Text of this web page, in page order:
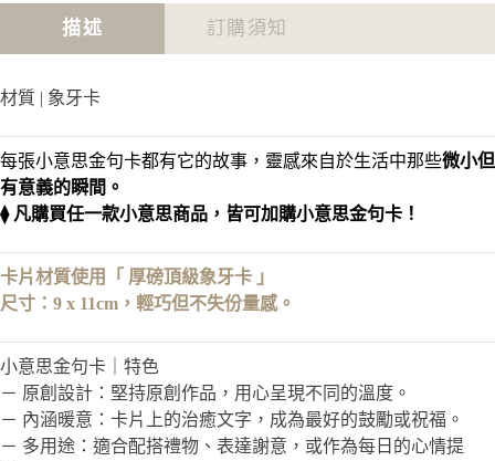
小
意
金
句
卡
金
句
描述 訂購須知
材質 | 象牙卡
每張小意思金句卡都有它的故事，靈感來自於生活中那些微小但
有意義的瞬間。
⧫ 凡購買任一款小意思商品，皆可加購小意思金句卡！
卡片材質使用「 厚磅頂級象牙卡 」
尺寸：9 x 11cm，輕巧但不失份量感。
小意思金句卡｜特色
－ 原創設計：堅持原創作品，用心呈現不同的溫度。
－ 內涵暖意：卡片上的治癒文字，成為最好的鼓勵或祝福。
－ 多用途：適合配搭禮物、表達謝意，或作為每日的心情提